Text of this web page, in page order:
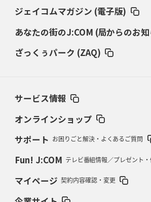
2026年3月5日(木)更新
2026年2月19日(木)更新
37年女子W杯招致への課題と期待
2026年2月12日(木)更新
2026年2月5日(木)更新
占い方
ジェイコムマガジン (電子版)
あなたの街のJ:COM (局からのお
ざっくぅパーク (ZAQ)
サービス情報
オンラインショップ
サポート お困りごと解決・よくあるご質問
Fun! J:COM テレビ番組情報／プレゼント
マイページ 契約内容確認・変更